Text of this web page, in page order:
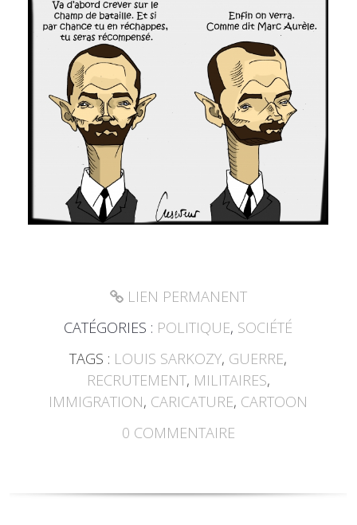
LIEN PERMANENT
CATÉGORIES : POLITIQUE, SOCIÉTÉ
TAGS : LOUIS SARKOZY, GUERRE,
RECRUTEMENT, MILITAIRES,
IMMIGRATION, CARICATURE, CARTOON
0 COMMENTAIRE